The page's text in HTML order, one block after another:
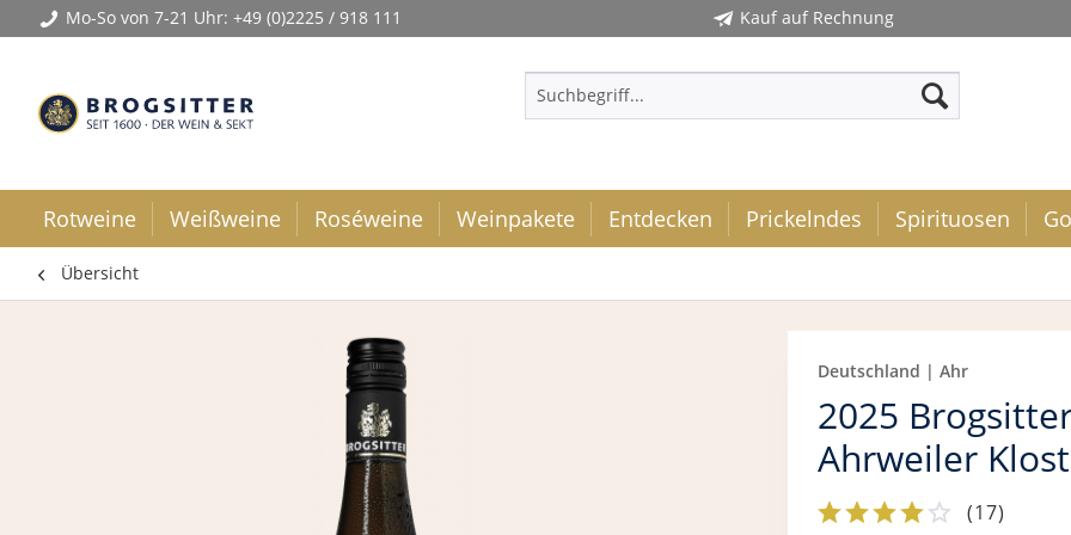
Mo-So von 7-21 Uhr: +49 (0)2225 / 918 111 Kauf auf Rechnung
Rotweine Weißweine Roséweine Weinpakete Entdecken Prickelndes Spirituosen
Übersicht
Deutschland | Ahr
2025
Ahrweiler
(17)